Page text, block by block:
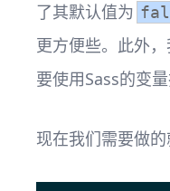
了其默认值为
更方便些。此外
要使用Sass的变量
现在我们需要做的